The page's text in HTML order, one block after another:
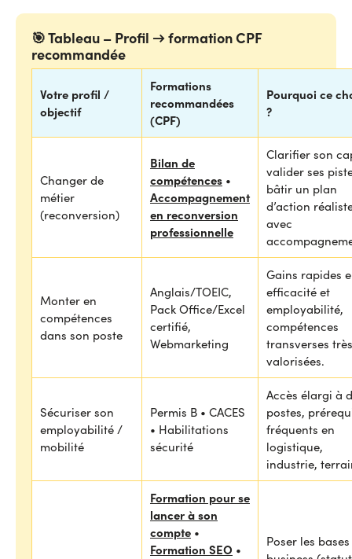
🎯 Tableau – Profil → formation CPF
recommandée
Votre profil /
objectif
Formations
recommandées
(CPF)
Pourquoi ce
?
Changer de
métier
(reconversion)
Bilan de
compétences •
Accompagnement
en reconversion
professionnelle
Clarifier son
valider ses
bâtir un plan
d’action
avec
Monter en
compétences
dans son poste
Anglais/TOEIC,
Pack Office/Excel
certifié,
Webmarketing
Gains rapides
efficacité et
employabilité,
compétences
transverses très
valorisées.
Sécuriser son
employabilité /
mobilité
Permis B • CACES
• Habilitations
sécurité
Accès élargi à
postes,
fréquents en
logistique,
industrie,
Formation pour se
lancer à son
compte •
Formation SEO •
Poser les bases